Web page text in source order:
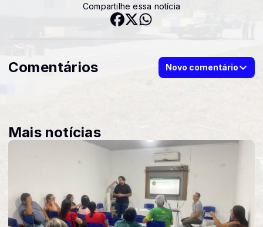
Compartilhe essa notícia
Comentários Novo comentário
Mais notícias